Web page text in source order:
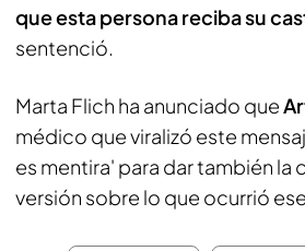
que esta persona reciba su
sentenció.
Marta Flich ha anunciado que
médico que viralizó este
es mentira' para dar también la
versión sobre lo que ocurrió